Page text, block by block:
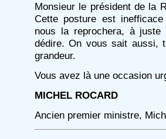
Monsieur le président de la
Cette posture est
nous la reprochera, à
dédire. On vous sait aussi,
grandeur.
Vous avez là une occasion
MICHEL ROCARD
Ancien premier ministre,